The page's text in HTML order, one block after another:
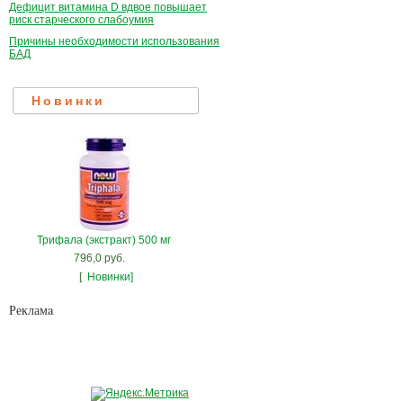
Дефицит витамина D вдвое повышает
риск старческого слабоумия
Причины необходимости использования
БАД
Новинки
Трифала (экстракт) 500 мг
796,0 руб.
[ Новинки]
Рекламa